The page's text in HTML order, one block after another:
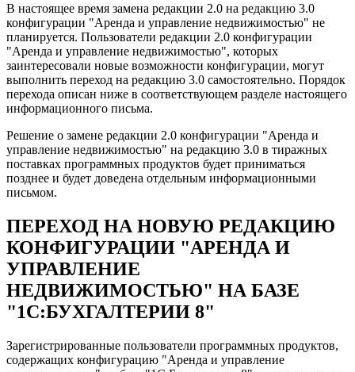
В настоящее время замена редакции 2.0 на редакцию 3.0
конфигурации "Аренда и управление недвижимостью" не
планируется. Пользователи редакции 2.0 конфигурации
"Аренда и управление недвижимостью", которых
заинтересовали новые возможности конфигурации, могут
выполнить переход на редакцию 3.0 самостоятельно. Порядок
перехода описан ниже в соответствующем разделе настоящего
информационного письма.
Решение о замене редакции 2.0 конфигурации "Аренда и
управление недвижимостью" на редакцию 3.0 в тиражных
поставках программных продуктов будет приниматься
позднее и будет доведена отдельным информационными
письмом.
ПЕРЕХОД НА НОВУЮ РЕДАКЦИЮ
КОНФИГУРАЦИИ "АРЕНДА И
УПРАВЛЕНИЕ
НЕДВИЖИМОСТЬЮ" НА БАЗЕ
"1С:БУХГАЛТЕРИИ 8"
Зарегистрированные пользователи программных продуктов,
содержащих конфигурацию "Аренда и управление